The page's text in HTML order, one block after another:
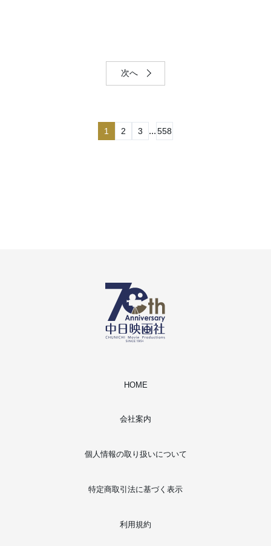
次へ
1 2 3 ...558
HOME
会社案内
個人情報の取り扱いについて
特定商取引法に基づく表示
利用規約